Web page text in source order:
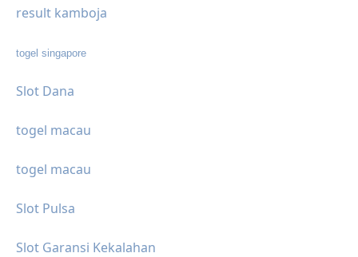
result kamboja
togel singapore
Slot Dana
togel macau
togel macau
Slot Pulsa
Slot Garansi Kekalahan